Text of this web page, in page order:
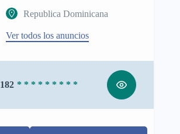
Republica Dominicana
Ver todos los anuncios
182 * * * * * * * * *